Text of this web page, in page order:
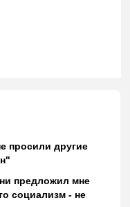
просили другие
предложил мне
социализм - не